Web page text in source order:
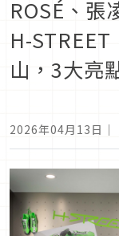
ROSÉ、張
H-
山，3大亮
2026年04月13日